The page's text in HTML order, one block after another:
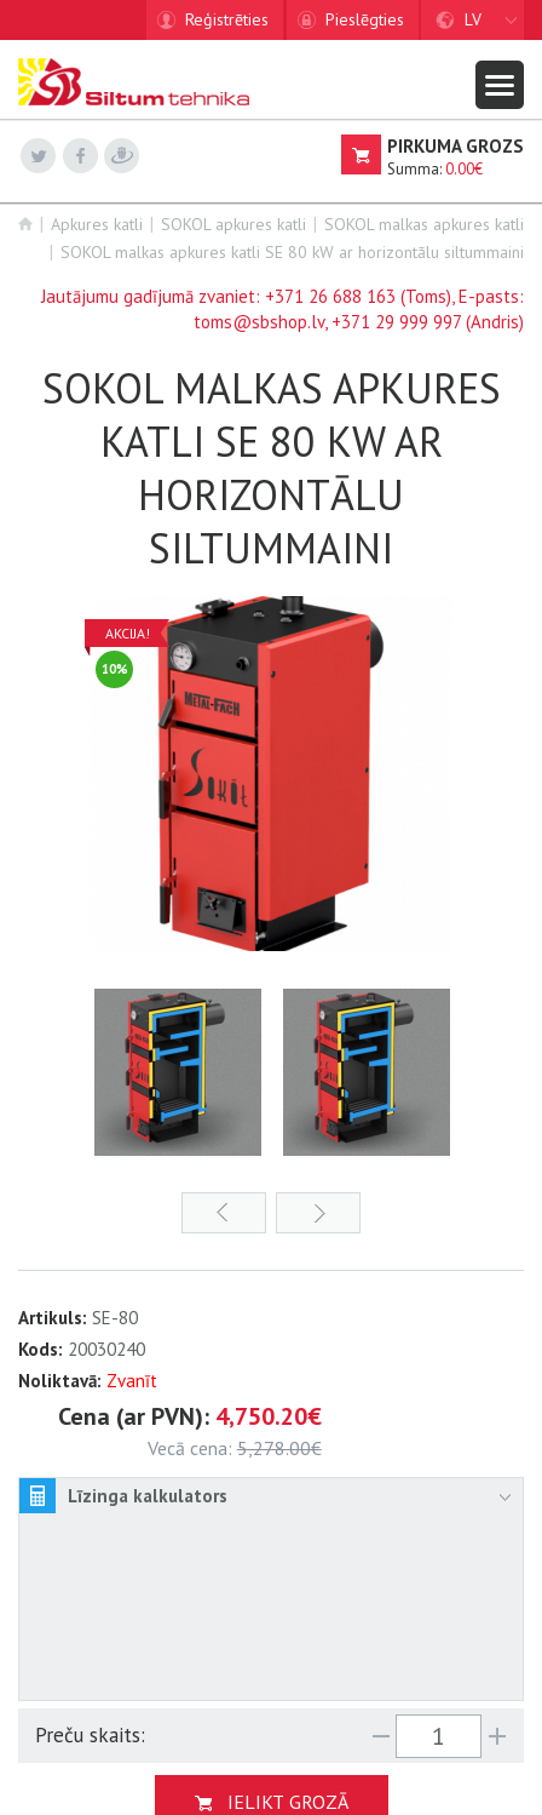
Reģistrēties Pieslēgties LV
PIRKUMA GROZS
Summa:0.00€
Apkures katli SOKOL apkures katli
SOKOL malkas apkures katli
SOKOL malkas apkures katli SE 80 kW ar horizontālu siltummaini
Jautājumu gadījumā zvaniet: +371 26 688 163 (Toms), E-pasts:
toms@sbshop.lv, +371 29 999 997 (Andris)
SOKOL MALKAS APKURES
KATLI SE 80 KW AR
HORIZONTĀLU
SILTUMMAINI
AKCIJA!
10%
Artikuls: SE-80
Kods: 20030240
Noliktavā: Zvanīt
Cena (ar PVN): 4,750.20€
Vecā cena:5,278.00€
Līzinga kalkulators
Preču skaits:
IELIKT GROZĀ